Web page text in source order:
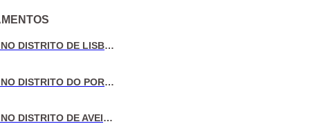
VENDA DE MORADIAS NO DISTRITO DE LISBOA
VENDA DE MORADIAS NO DISTRITO DO PORTO
VENDA DE MORADIAS NO DISTRITO DE AVEIRO